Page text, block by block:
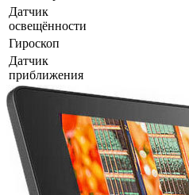
Датчик
освещённости
Гироскоп
Датчик
приближения